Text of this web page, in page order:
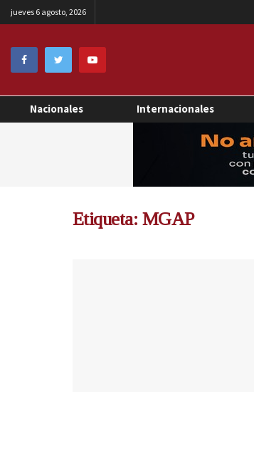
jueves 6 agosto, 2026
Nacionales Internacionales
Etiqueta: MGAP